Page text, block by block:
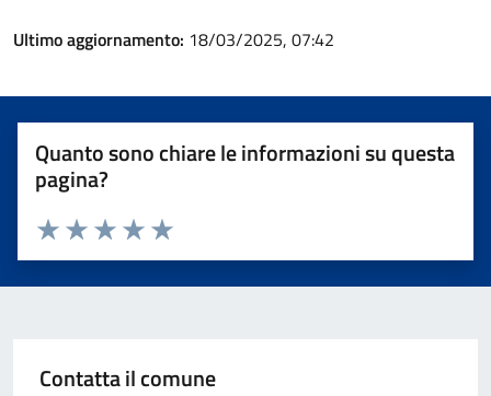
Ultimo aggiornamento: 18/03/2025, 07:42
Quanto sono chiare le informazioni su questa
pagina?
Valuta 5 stelle su 5
Valuta 4 stelle su 5
Valuta 3 stelle su 5
Valuta 2 stelle su 5
Valuta 1 stelle su 5
Contatta il comune